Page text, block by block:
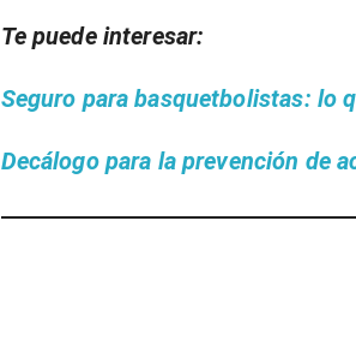
Te puede interesar:
Seguro para basquetbolistas: lo
Decálogo para la prevención de